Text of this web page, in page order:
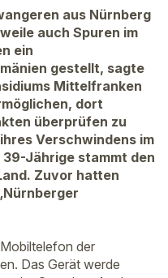
aus Nürnberg
auch Spuren im
ein
gestellt, sagte
Mittelfranken
dort
überprüfen zu
Verschwindens im
Jährige stammt den
Zuvor hatten
der
Das Gerät werde